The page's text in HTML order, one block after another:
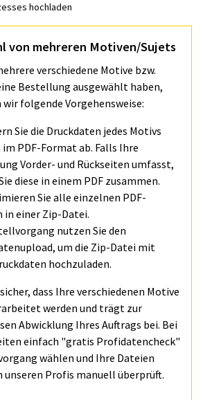
hochladen
von mehreren Motiven/Sujets
verschiedene Motive bzw.
Bestellung ausgewählt haben,
folgende Vorgehensweise:
Sie die Druckdaten jedes Motivs
PDF-Format ab. Falls Ihre
Vorder- und Rückseiten umfasst,
diese in einem PDF zusammen.
Sie alle einzelnen PDF-
in einer Zip-Datei.
nutzen Sie den
um die Zip-Datei mit
hochzuladen.
dass Ihre verschiedenen Motive
werden und trägt zur
Abwicklung Ihres Auftrags bei. Bei
einfach "gratis Profidatencheck"
wählen und Ihre Dateien
unseren Profis manuell überprüft.